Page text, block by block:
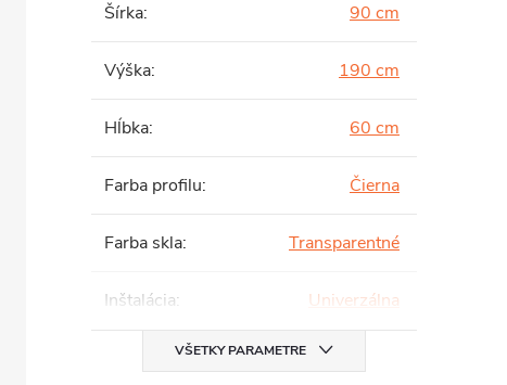
Šírka: 90 cm
Výška: 190 cm
Hĺbka: 60 cm
Farba profilu: Čierna
Farba skla: Transparentné
Inštalácia: Univerzálna
VŠETKY PARAMETRE